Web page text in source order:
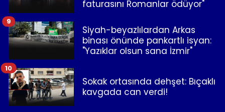
faturasını Romanlar ödüyor"
Siyah-beyazlılardan Arkas
binası önünde pankartlı isyan:
"Yazıklar olsun sana İzmir"
9
Sokak ortasında dehşet: Bıçaklı
kavgada can verdi!
10